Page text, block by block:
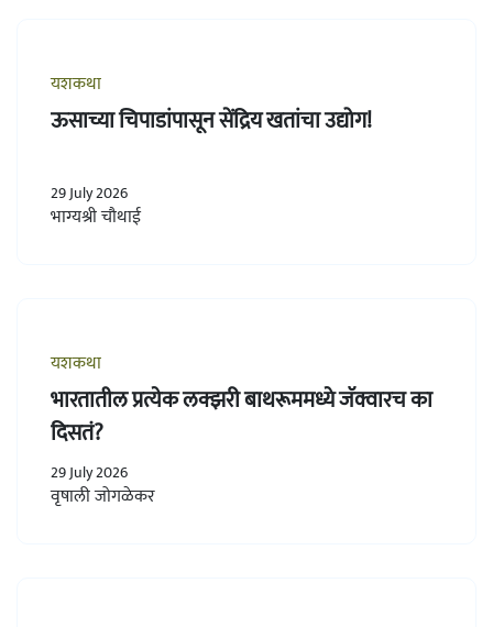
यशकथा
ऊसाच्या चिपाडांपासून सेंद्रिय खतांचा उद्योग!
29 July 2026
भाग्यश्री चौथाई
यशकथा
भारतातील प्रत्येक लक्झरी बाथरूममध्ये जॅक्वारच का
दिसतं?
29 July 2026
वृषाली जोगळेकर